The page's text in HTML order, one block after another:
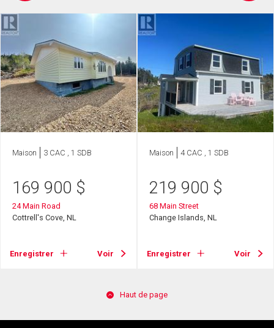
Maison 3 CAC , 1 SDB
169 900 $
24 Main Road
Cottrell's Cove, NL
Enregistrer Voir
Maison 4 CAC , 1 SDB
219 900 $
68 Main Street
Change Islands, NL
Enregistrer Voir
Haut de page